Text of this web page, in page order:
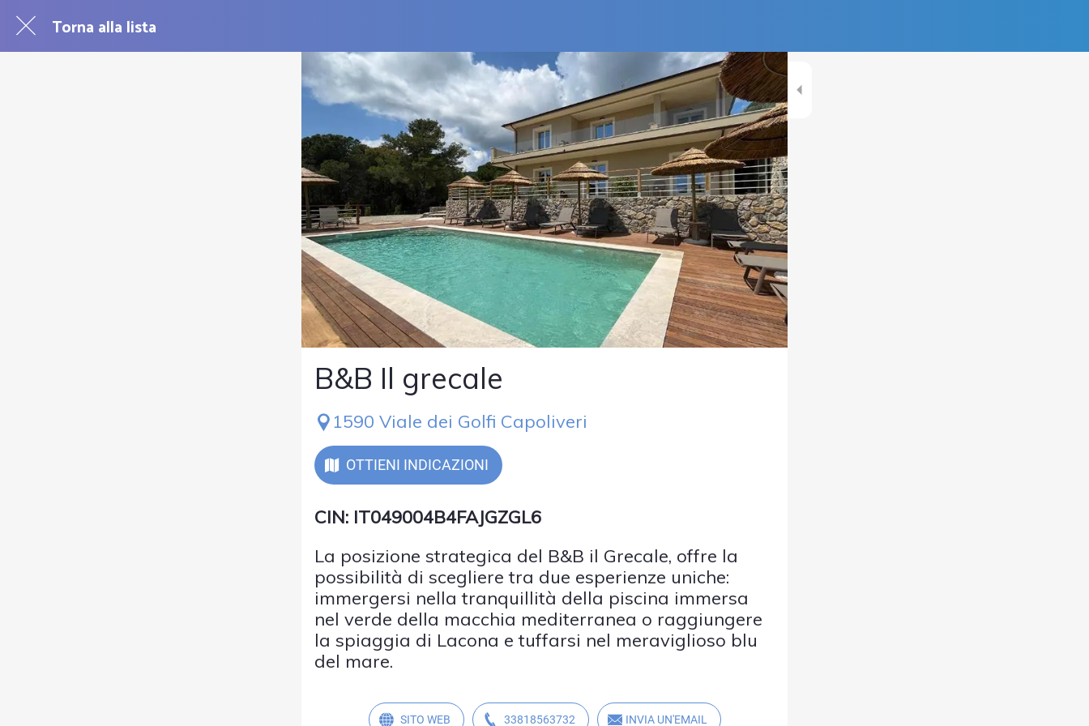
Torna alla lista
B&B Il grecale
1590 Viale dei Golfi Capoliveri
OTTIENI INDICAZIONI
CIN: IT049004B4FAJGZGL6
La posizione strategica del B&B il Grecale, offre la
possibilità di scegliere tra due esperienze uniche:
immergersi nella tranquillità della piscina immersa
nel verde della macchia mediterranea o raggiungere
la spiaggia di Lacona e tuffarsi nel meraviglioso blu
del mare.
SITO WEB 33818563732 INVIA UN'EMAIL